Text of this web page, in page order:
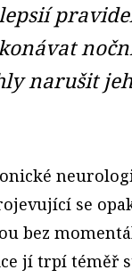
narušit
se
bez
jí trpí téměř